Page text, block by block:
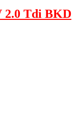
2.0 Tdi BKD